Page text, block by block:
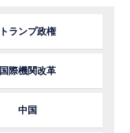
トランプ政権
国際機関改革
中国